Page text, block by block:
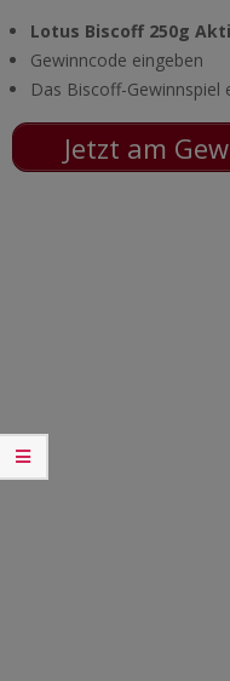
Lotus Biscoff 250g
Gewinncode eingeben
Das Biscoff-Gewinnspiel
Jetzt am